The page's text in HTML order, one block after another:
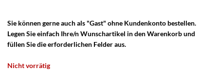
Sie können gerne auch als "Gast" ohne Kundenkonto bestellen.
Legen Sie einfach Ihre/n Wunschartikel in den Warenkorb und
füllen Sie die erforderlichen Felder aus.
Nicht vorrätig